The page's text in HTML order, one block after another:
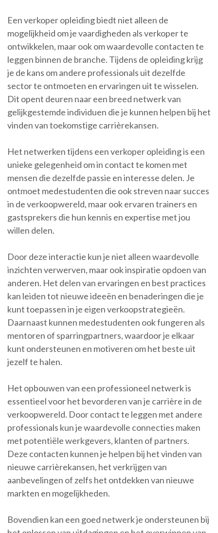
Een verkoper opleiding biedt niet alleen de
mogelijkheid om je vaardigheden als verkoper te
ontwikkelen, maar ook om waardevolle contacten te
leggen binnen de branche. Tijdens de opleiding krijg
je de kans om andere professionals uit dezelfde
sector te ontmoeten en ervaringen uit te wisselen.
Dit opent deuren naar een breed netwerk van
gelijkgestemde individuen die je kunnen helpen bij het
vinden van toekomstige carrièrekansen.
Het netwerken tijdens een verkoper opleiding is een
unieke gelegenheid om in contact te komen met
mensen die dezelfde passie en interesse delen. Je
ontmoet medestudenten die ook streven naar succes
in de verkoopwereld, maar ook ervaren trainers en
gastsprekers die hun kennis en expertise met jou
willen delen.
Door deze interactie kun je niet alleen waardevolle
inzichten verwerven, maar ook inspiratie opdoen van
anderen. Het delen van ervaringen en best practices
kan leiden tot nieuwe ideeën en benaderingen die je
kunt toepassen in je eigen verkoopstrategieën.
Daarnaast kunnen medestudenten ook fungeren als
mentoren of sparringpartners, waardoor je elkaar
kunt ondersteunen en motiveren om het beste uit
jezelf te halen.
Het opbouwen van een professioneel netwerk is
essentieel voor het bevorderen van je carrière in de
verkoopwereld. Door contact te leggen met andere
professionals kun je waardevolle connecties maken
met potentiële werkgevers, klanten of partners.
Deze contacten kunnen je helpen bij het vinden van
nieuwe carrièrekansen, het verkrijgen van
aanbevelingen of zelfs het ontdekken van nieuwe
markten en mogelijkheden.
Bovendien kan een goed netwerk je ondersteunen bij